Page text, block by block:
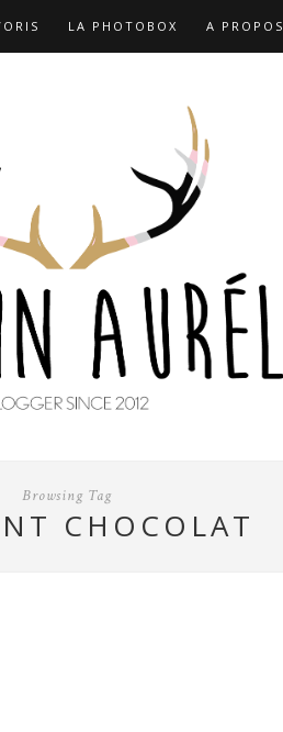
LA PHOTOBOX A PROPOS
Browsing Tag
CHOCOLAT